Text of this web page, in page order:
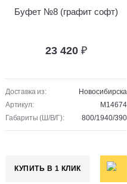
Буфет №8 (графит софт)
23 420 ₽
Доставка из:
Новосибирска
Артикул:
M14674
Габариты (Ш/В/Г):
800/1940/390
КУПИТЬ В 1 КЛИК